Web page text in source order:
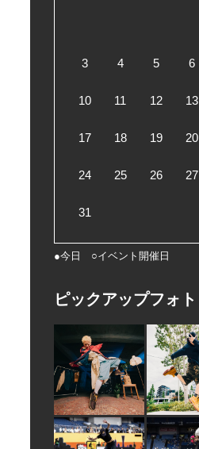
3 4 5 6
10 11 12 13
17 18 19 20
24 25 26 27
31
●今日 ○イベント開催日
ピックアップフォト